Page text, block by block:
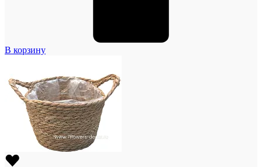
В корзину